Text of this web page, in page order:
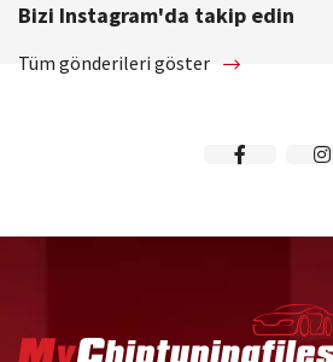
Bizi Instagram'da takip edin
Tüm gönderileri göster